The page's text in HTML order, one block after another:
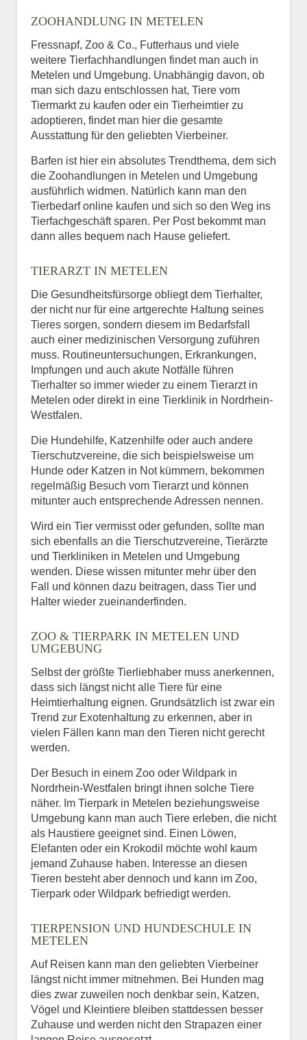
ZOOHANDLUNG IN METELEN
Fressnapf, Zoo & Co., Futterhaus und viele
weitere Tierfachhandlungen findet man auch in
Metelen und Umgebung. Unabhängig davon, ob
man sich dazu entschlossen hat, Tiere vom
Tiermarkt zu kaufen oder ein Tierheimtier zu
adoptieren, findet man hier die gesamte
Ausstattung für den geliebten Vierbeiner.
Barfen ist hier ein absolutes Trendthema, dem sich
die Zoohandlungen in Metelen und Umgebung
ausführlich widmen. Natürlich kann man den
Tierbedarf online kaufen und sich so den Weg ins
Tierfachgeschäft sparen. Per Post bekommt man
dann alles bequem nach Hause geliefert.
TIERARZT IN METELEN
Die Gesundheitsfürsorge obliegt dem Tierhalter,
der nicht nur für eine artgerechte Haltung seines
Tieres sorgen, sondern diesem im Bedarfsfall
auch einer medizinischen Versorgung zuführen
muss. Routineuntersuchungen, Erkrankungen,
Impfungen und auch akute Notfälle führen
Tierhalter so immer wieder zu einem Tierarzt in
Metelen oder direkt in eine Tierklinik in Nordrhein-
Westfalen.
Die Hundehilfe, Katzenhilfe oder auch andere
Tierschutzvereine, die sich beispielsweise um
Hunde oder Katzen in Not kümmern, bekommen
regelmäßig Besuch vom Tierarzt und können
mitunter auch entsprechende Adressen nennen.
Wird ein Tier vermisst oder gefunden, sollte man
sich ebenfalls an die Tierschutzvereine, Tierärzte
und Tierkliniken in Metelen und Umgebung
wenden. Diese wissen mitunter mehr über den
Fall und können dazu beitragen, dass Tier und
Halter wieder zueinanderfinden.
ZOO & TIERPARK IN METELEN UND
UMGEBUNG
Selbst der größte Tierliebhaber muss anerkennen,
dass sich längst nicht alle Tiere für eine
Heimtierhaltung eignen. Grundsätzlich ist zwar ein
Trend zur Exotenhaltung zu erkennen, aber in
vielen Fällen kann man den Tieren nicht gerecht
werden.
Der Besuch in einem Zoo oder Wildpark in
Nordrhein-Westfalen bringt ihnen solche Tiere
näher. Im Tierpark in Metelen beziehungsweise
Umgebung kann man auch Tiere erleben, die nicht
als Haustiere geeignet sind. Einen Löwen,
Elefanten oder ein Krokodil möchte wohl kaum
jemand Zuhause haben. Interesse an diesen
Tieren besteht aber dennoch und kann im Zoo,
Tierpark oder Wildpark befriedigt werden.
TIERPENSION UND HUNDESCHULE IN
METELEN
Auf Reisen kann man den geliebten Vierbeiner
längst nicht immer mitnehmen. Bei Hunden mag
dies zwar zuweilen noch denkbar sein, Katzen,
Vögel und Kleintiere bleiben stattdessen besser
Zuhause und werden nicht den Strapazen einer